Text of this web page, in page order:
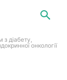
діабету,
онкології